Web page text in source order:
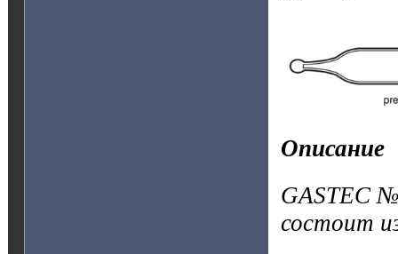
Описание
GASTEC
состоит